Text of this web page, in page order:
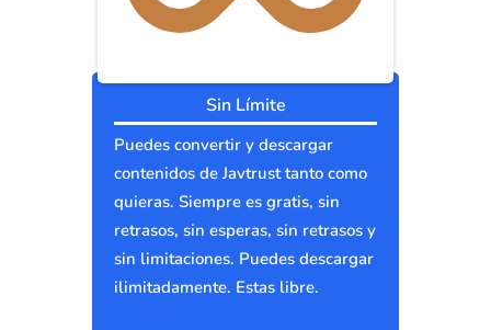
Sin Límite
Puedes convertir y descargar
contenidos de Javtrust tanto como
quieras. Siempre es gratis, sin
retrasos, sin esperas, sin retrasos y
sin limitaciones. Puedes descargar
ilimitadamente. Estas libre.